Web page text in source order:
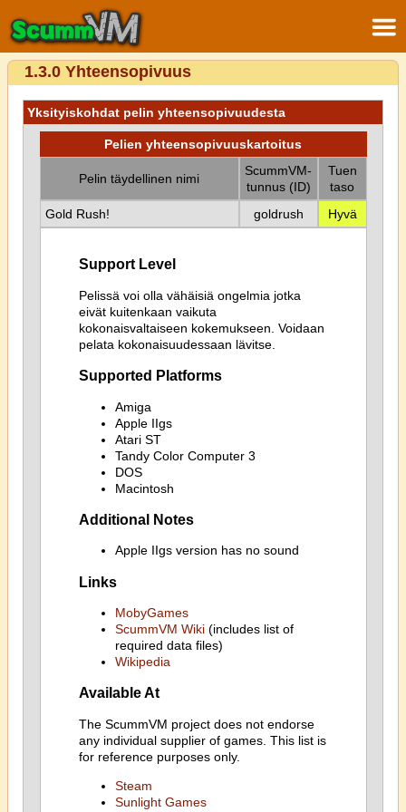
1.3.0 Yhteensopivuus
Yksityiskohdat pelin yhteensopivuudesta
Pelien yhteensopivuuskartoitus
Pelin täydellinen nimi
ScummVM-
tunnus (ID)
Tuen
taso
Gold Rush!
goldrush Hyvä
Support Level
Pelissä voi olla vähäisiä ongelmia jotka
eivät kuitenkaan vaikuta
kokonaisvaltaiseen kokemukseen. Voidaan
pelata kokonaisuudessaan lävitse.
Supported Platforms
Amiga
Apple IIgs
Atari ST
Tandy Color Computer 3
DOS
Macintosh
Additional Notes
Apple IIgs version has no sound
Links
MobyGames
ScummVM Wiki(includes list of
required data files)
Wikipedia
Available At
The ScummVM project does not endorse
any individual supplier of games. This list is
for reference purposes only.
Steam
Sunlight Games